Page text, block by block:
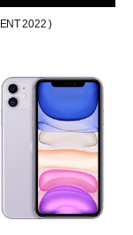
2022 )